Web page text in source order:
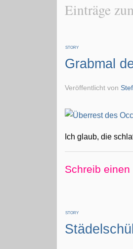
Einträge
STORY
Grabmal
Veröffentlicht von
Ich glaub, die
Schreib
STORY